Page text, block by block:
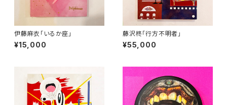
伊藤麻衣「いるか座」
¥15,000
藤沢柊「行方不明者」
¥55,000